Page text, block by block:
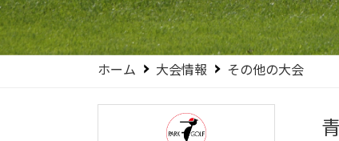
ホーム 大会情報 その他の大会